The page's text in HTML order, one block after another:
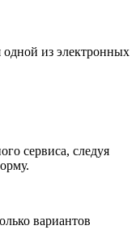
одной из электронных
сервиса, следуя
вариантов